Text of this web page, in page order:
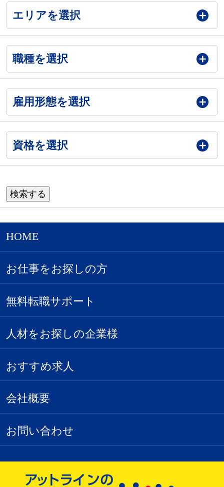
エリアを選択
職種を選択
雇用形態を選択
資格を選択
HOME
お仕事をお探しの方
無料転職サポート
人材をお探しの企業様
おすすめ求人
会社概要
お問い合わせ